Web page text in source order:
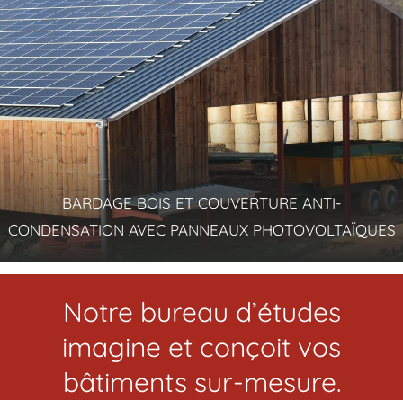
BARDAGE BOIS ET COUVERTURE ANTI-
CONDENSATION AVEC PANNEAUX PHOTOVOLTAÏQUES
Notre bureau d’études
imagine et conçoit vos
bâtiments sur-mesure.